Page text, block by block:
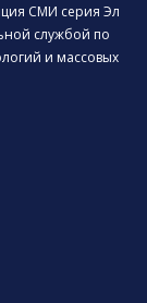
СМИ серия Эл
службой по
и массовых